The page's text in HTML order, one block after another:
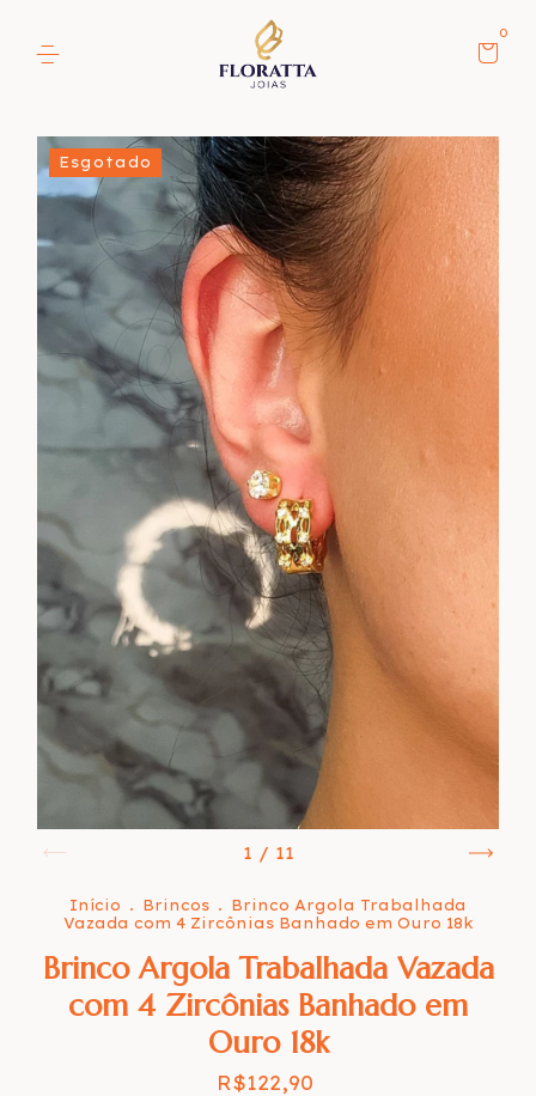
0
Esgotado
1 / 11
Início . Brincos . Brinco Argola Trabalhada
Vazada com 4 Zircônias Banhado em Ouro 18k
Brinco Argola Trabalhada Vazada
com 4 Zircônias Banhado em
Ouro 18k
R$122,90